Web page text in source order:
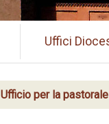
Uffici
Ufficio per la